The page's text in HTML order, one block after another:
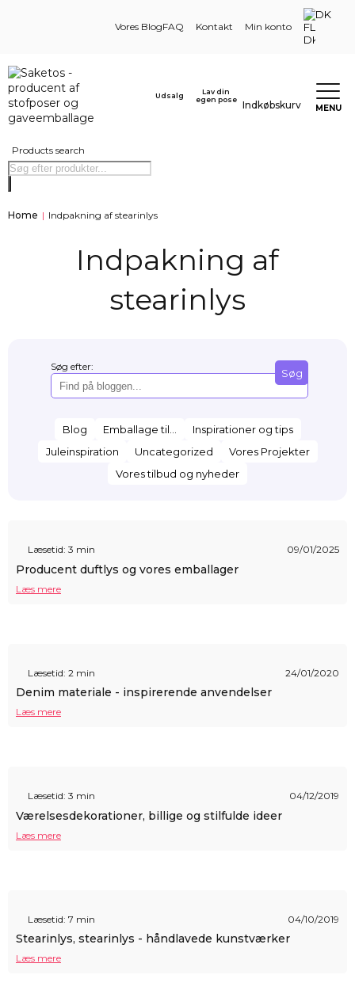
Vores BlogFAQ Kontakt Min konto
DK
Products search
Udsalg
Lav din
egen pose
Indkøbskurv MENU
Home | Indpakning af stearinlys
Indpakning af
stearinlys
Søg efter: Søg
Blog Emballage til...
Inspirationer og tips
Juleinspiration
Uncategorized
Vores Projekter
Vores tilbud og nyheder
Læsetid: 3 min 09/01/2025
Producent duftlys og vores emballager
Læs mere
Læsetid: 2 min 24/01/2020
Denim materiale - inspirerende anvendelser
Læs mere
Læsetid: 3 min 04/12/2019
Værelsesdekorationer, billige og stilfulde ideer
Læs mere
Læsetid: 7 min 04/10/2019
Stearinlys, stearinlys - håndlavede kunstværker
Læs mere